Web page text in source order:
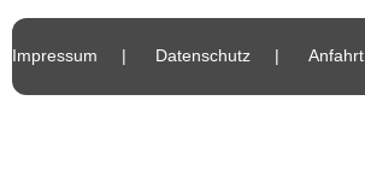
Impressum | Datenschutz | Anfahrt